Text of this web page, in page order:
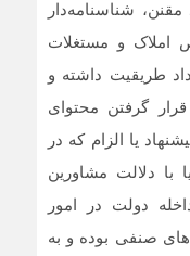
شناسنامه‌دار
املاک و مستغلات
طریقیت داشته و
گرفتن محتوای
یا الزام که در
با دلالت مشاورین
دولت در امور
صنفی بوده و به